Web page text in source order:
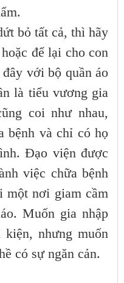
bỏ tất cả, thì hãy
để lại cho con
với bộ quần áo
là tiểu vương gia
coi như nhau,
bệnh và chỉ có họ
Đạo viện được
việc chữa bệnh
một nơi giam cầm
Muốn gia nhập
nhưng muốn
có sự ngăn cản.